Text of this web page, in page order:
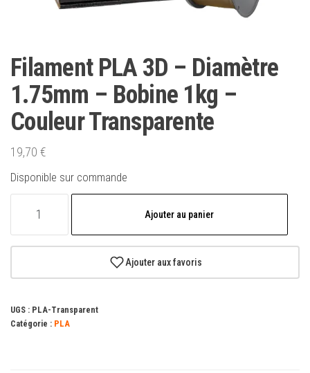
Filament PLA 3D – Diamètre
1.75mm – Bobine 1kg –
Couleur Transparente
19,70 €
Disponible sur commande
3D
Diamètre
Ajouter au panier
Ajouter aux favoris
UGS : PLA-Transparent
Catégorie : PLA